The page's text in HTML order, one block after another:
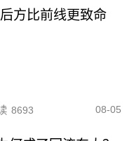
方比前线更致命
8693 08-05